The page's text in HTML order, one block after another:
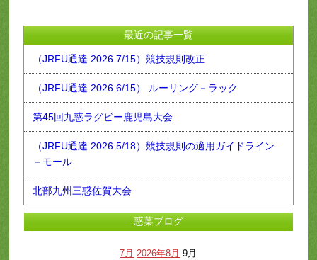
最近の記事一覧
（JRFU通達 2026.7/15）競技規則改正
（JRFU通達 2026.6/15） ルーリング－ラック
第45回九惑ラグビー鹿児島大会
（JRFU通達 2026.5/18）競技規則の適用ガイドライン
－モール
北部九州三惑佐賀大会
惑葉ブログ
7月 2026年8月 9月